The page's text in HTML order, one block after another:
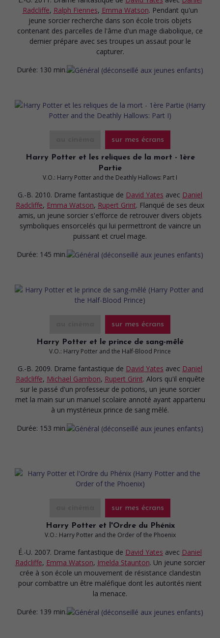
Radcliffe, Ralph Fiennes, Emma Watson. Pendant qu'un
jeune sorcier recherche dans son école trois objets
contenant des parcelles de l'âme d'un mage diabolique, ce
dernier prépare avec ses troupes un assaut pour le
capturer.
Durée: 130 min.
sur mes écrans
Harry Potter et les reliques de la mort - 1ère
Partie
V.O.: Harry Potter and the Deathly Hallows: Part I
G.-B. 2010. Drame fantastique de David Yates avec Daniel
Radcliffe, Emma Watson, Rupert Grint. Flanqué de ses deux
amis, un jeune sorcier s'efforce de retrouver divers objets
symboliques ensorcelés qui lui permettront de vaincre un
puissant et cruel mage.
Durée: 145 min.
sur mes écrans
Harry Potter et le prince de sang-mêlé
V.O.: Harry Potter and the Half-Blood Prince
G.-B. 2009. Drame fantastique de David Yates avec Daniel
Radcliffe, Michael Gambon, Rupert Grint. Alors qu'il enquête
sur le passé d'un professeur de potions, un jeune sorcier
met la main sur un manuel scolaire annoté ayant appartenu
à un mystérieux prince de sang mêlé.
Durée: 153 min.
sur mes écrans
Harry Potter et l'Ordre du Phénix
V.O.: Harry Potter and the Order of the Phoenix
É.-U. 2007. Drame fantastique de David Yates avec Daniel
Radcliffe, Emma Watson, Imelda Staunton. Un jeune sorcier
crée à son école un mouvement de résistance clandestin
pour combattre un être maléfique dont les autorités nient
la menace.
Durée: 139 min.